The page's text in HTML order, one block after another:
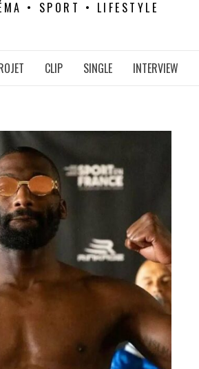
• SPORT • LIFESTYLE
CLIP SINGLE INTERVIEW